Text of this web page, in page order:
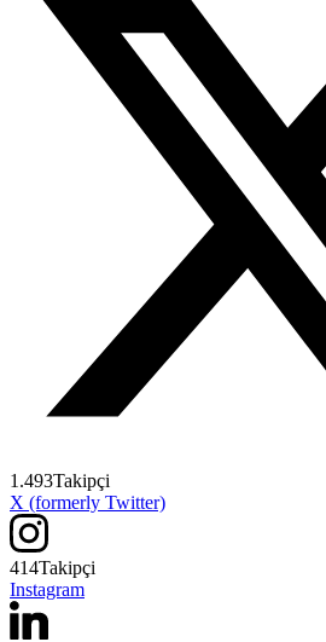
1.493Takipçi
X (formerly Twitter)
414Takipçi
Instagram